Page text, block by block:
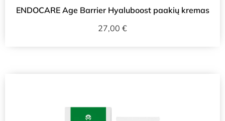
ENDOCARE Age Barrier Hyaluboost paakių kremas
27,00 €